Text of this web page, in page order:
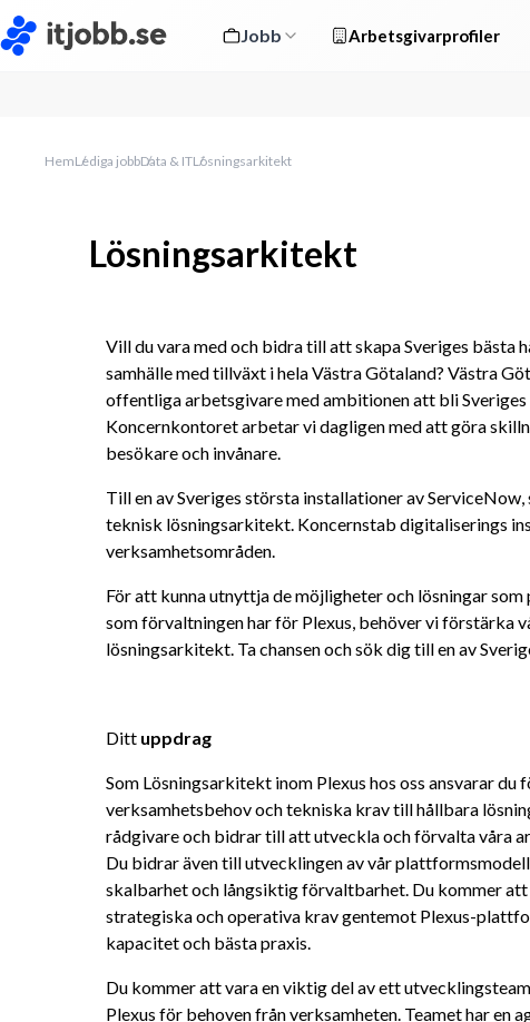
Jobb Arbetsgivarprofiler
HemLediga jobbData & ITLösningsarkitekt
Lösningsarkitekt
Vill du vara med och bidra till att skapa Sveriges bästa
samhälle med tillväxt i hela Västra Götaland? Västra
offentliga arbetsgivare med ambitionen att bli
Koncernkontoret arbetar vi dagligen med att göra
besökare och invånare.
Till en av Sveriges största installationer av
teknisk lösningsarkitekt. Koncernstab digitaliserings
verksamhetsområden.
För att kunna utnyttja de möjligheter och lösningar
som förvaltningen har för Plexus, behöver vi förstärka
lösningsarkitekt. Ta chansen och sök dig till en av
Ditt uppdrag
Som Lösningsarkitekt inom Plexus hos oss ansvarar du
verksamhetsbehov och tekniska krav till hållbara
rådgivare och bidrar till att utveckla och förvalta våra
Du bidrar även till utvecklingen av vår
skalbarhet och långsiktig förvaltbarhet. Du kommer
strategiska och operativa krav gentemot Plexus-
kapacitet och bästa praxis.
Du kommer att vara en viktig del av ett
Plexus för behoven från verksamheten. Teamet har en